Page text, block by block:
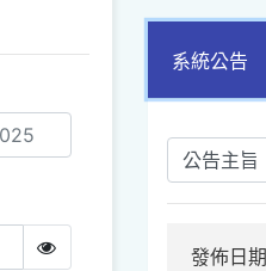
系統公告
發佈日期